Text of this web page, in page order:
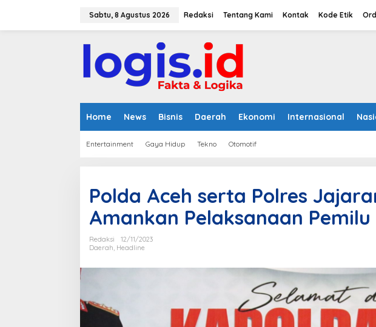
Sabtu, 8 Agustus 2026 Redaksi Tentang Kami Kontak Kode Etik
Home News Bisnis Daerah Ekonomi Internasional
Entertainment Gaya Hidup Tekno Otomotif
Polda Aceh serta Polres
Amankan Pelaksanaan Pemilu
Redaksi
12/11/2023
Daerah, Headline